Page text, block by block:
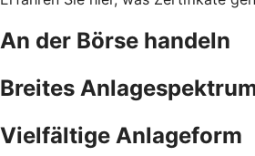
An der Börse handeln
Breites
Vielfältige Anlageform